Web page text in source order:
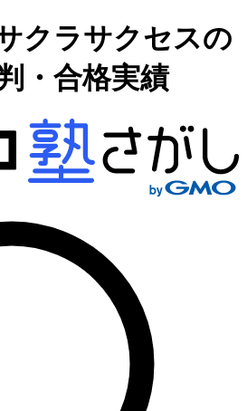
クラサクセスの
・合格実績